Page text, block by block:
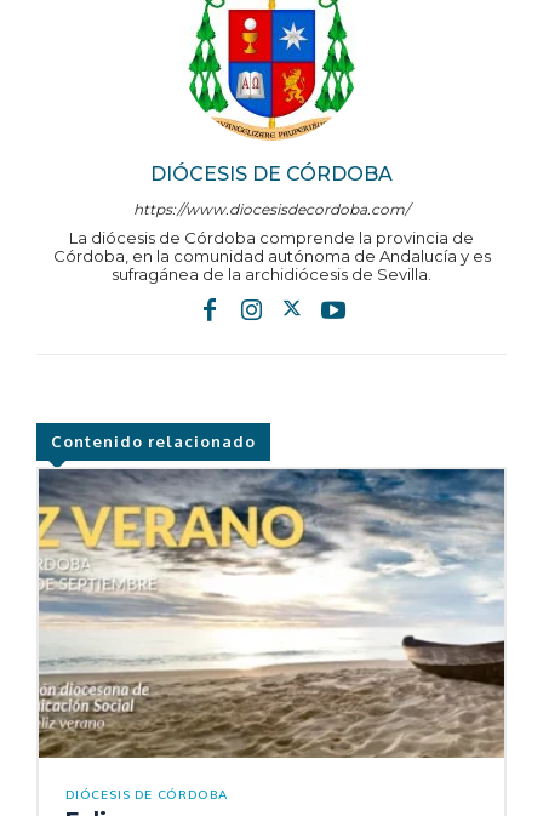
DIÓCESIS DE CÓRDOBA
https://www.diocesisdecordoba.com/
La diócesis de Córdoba comprende la provincia de
Córdoba, en la comunidad autónoma de Andalucía y es
sufragánea de la archidiócesis de Sevilla.
Contenido relacionado
DIÓCESIS DE CÓRDOBA